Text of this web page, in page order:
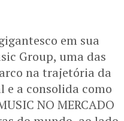
em sua
Group, uma das
na trajetória da
e a consolida como
NO MERCADO